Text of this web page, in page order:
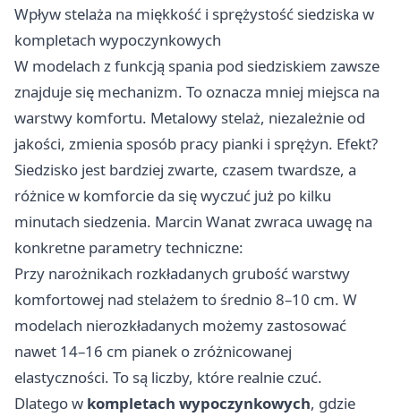
Wpływ stelaża na miękkość i sprężystość siedziska w
kompletach wypoczynkowych
W modelach z funkcją spania pod siedziskiem zawsze
znajduje się mechanizm. To oznacza mniej miejsca na
warstwy komfortu. Metalowy stelaż, niezależnie od
jakości, zmienia sposób pracy pianki i sprężyn. Efekt?
Siedzisko jest bardziej zwarte, czasem twardsze, a
różnice w komforcie da się wyczuć już po kilku
minutach siedzenia. Marcin Wanat zwraca uwagę na
konkretne parametry techniczne:
Przy narożnikach rozkładanych grubość warstwy
komfortowej nad stelażem to średnio 8–10 cm. W
modelach nierozkładanych możemy zastosować
nawet 14–16 cm pianek o zróżnicowanej
elastyczności. To są liczby, które realnie czuć.
Dlatego w kompletach wypoczynkowych, gdzie